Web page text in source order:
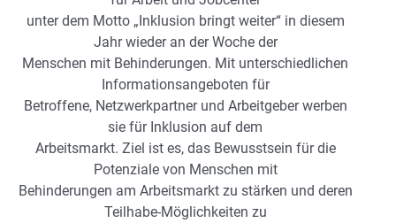
unter dem Motto „Inklusion bringt weiter“ in diesem
Jahr wieder an der Woche der
Menschen mit Behinderungen. Mit unterschiedlichen
Informationsangeboten für
Betroffene, Netzwerkpartner und Arbeitgeber werben
sie für Inklusion auf dem
Arbeitsmarkt. Ziel ist es, das Bewusstsein für die
Potenziale von Menschen mit
Behinderungen am Arbeitsmarkt zu stärken und deren
Teilhabe-Möglichkeiten zu